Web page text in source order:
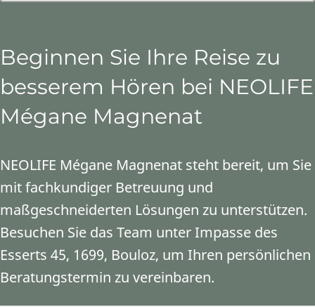
Beginnen Sie Ihre Reise zu
besserem Hören bei NEOLIFE
Mégane Magnenat
NEOLIFE Mégane Magnenat steht bereit, um Sie
mit fachkundiger Betreuung und
maßgeschneiderten Lösungen zu unterstützen.
Besuchen Sie das Team unter Impasse des
Esserts 45, 1699, Bouloz, um Ihren persönlichen
Beratungstermin zu vereinbaren.